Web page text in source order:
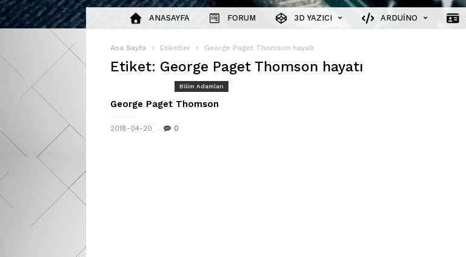
ANASAYFA FORUM 3D YAZICI ARDUINO
Ana Sayfa Etiketler George Paget Thomson hayatı
Etiket: George Paget Thomson hayatı
Bilim Adamları
George Paget Thomson
2018-04-20 0